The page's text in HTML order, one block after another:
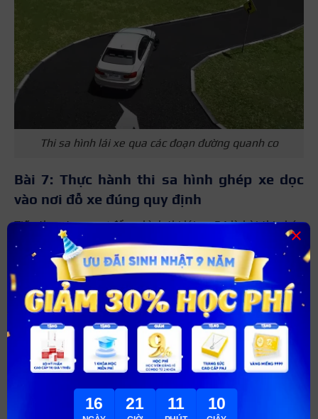
Thi sa hình lái xe qua các đoạn đường quanh co
Bài 7: Thực hành thi sa hình ghép xe dọc
vào nơi đỗ xe đúng quy định
Tiếp theo trong sơ đồ sa hình thi lái xe B1 là bài thi ghép
xe dọc vào nơi đỗ. Mọi người sẽ có 2 phút để thực hiện lùi
xe và tiến vào nơi đỗ đúng quy định. Sau khi lùi vào sẽ
phải thực hiện động tác tiến ra và tiếp tục cho xe di
chuyển. Nếu bánh xe chạm vạch bất kỳ trong các thao tác
tiến lùi đều sẽ bị trừ điểm.
16 21 11 9
×